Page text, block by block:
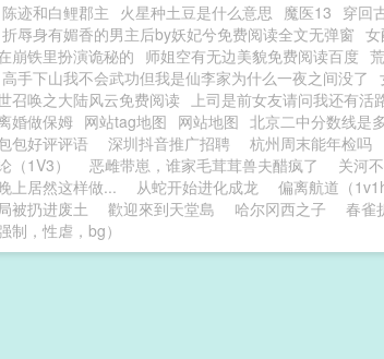
陈迹和白鲤郡主 火星种土豆是什么意思 魔医13 穿回
折辱身有媚香的男主后by妖妃兮免费阅读全文无弹窗
崩铁里扮演诡秘的 师姐空有无边美貌免费阅读百度
高手下山我不会武功但我是仙李家为什么一夜之间没了
召唤之大陆风云免费阅读
上司是前女友请问我还有活
婚做保姆 网站tag地图 网站地图 北京二中分数线是
包好评评语
深圳抖音推广招聘 杭州周末能年检吗
（1V3）
恶雌带崽，谁家毛茸茸兽夫醋疯了 关河
上居然这样做...
从蛇开始进化成龙 偏离航道（
局被扔进废土
歡迎來到天堂島 哈尔冈西之子 春雀
制，性虐，bg）